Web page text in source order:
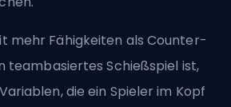
mehr Fähigkeiten als Counter-
teambasiertes Schießspiel ist,
die ein Spieler im Kopf